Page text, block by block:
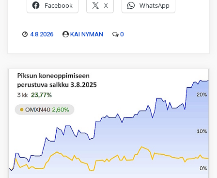
Facebook X WhatsApp
4.8.2026 KAI NYMAN 0